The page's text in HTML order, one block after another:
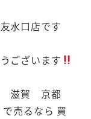
水口店です
ございます
滋賀 京都
るなら 買